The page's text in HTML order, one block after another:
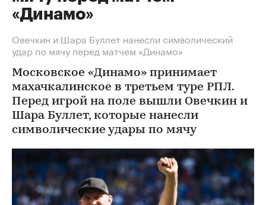
«Динамо»
Овечкин и Шара Буллет нанесли символический
удар по мячу перед матчем «Динамо»
Московское «Динамо» принимает
махачкалинское в третьем туре РПЛ.
Перед игрой на поле вышли Овечкин и
Шара Буллет, которые нанесли
символические удары по мячу